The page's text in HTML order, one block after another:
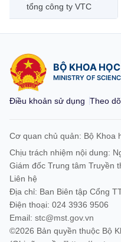
tổng công ty VTC
BỘ KHOA
MINISTRY OF
Điều khoản sử dụng Theo
Cơ quan chủ quản: Bộ Khoa
Chịu trách nhiệm nội dung:
Giám đốc Trung tâm Truyền
Liên hệ
Địa chỉ: Ban Biên tập Cổng
Điện thoại: 024 3936 9506
Email: stc@mst.gov.vn
©2026 Bản quyền thuộc Bộ